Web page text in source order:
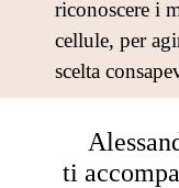
riconoscere i
cellule, per
scelta
ti